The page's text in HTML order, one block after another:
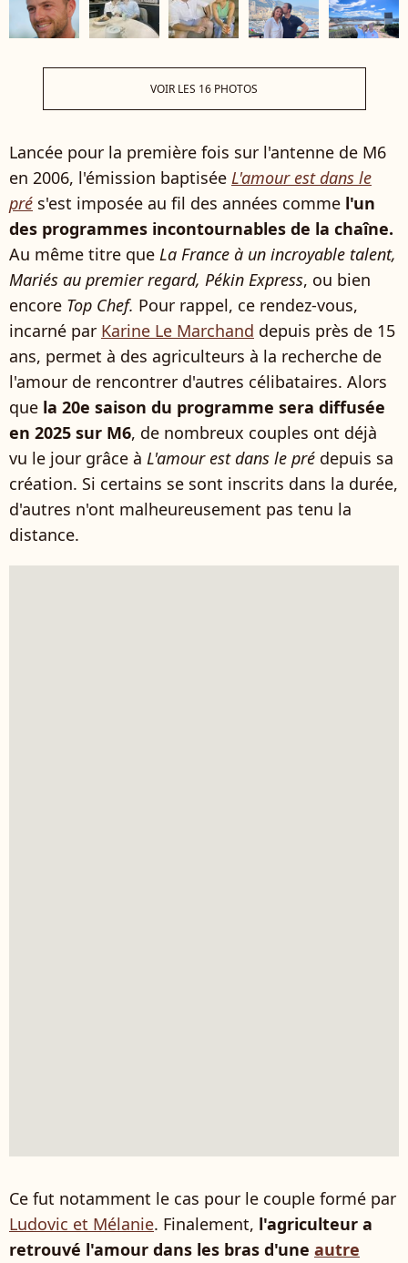
VOIR LES 16 PHOTOS
Lancée pour la première fois sur l'antenne de M6
en 2006, l'émission baptisée L'amour est dans le
pré s'est imposée au fil des années comme l'un
des programmes incontournables de la chaîne.
Au même titre que La France à un incroyable talent,
Mariés au premier regard, Pékin Express, ou bien
encore Top Chef. Pour rappel, ce rendez-vous,
incarné par Karine Le Marchand depuis près de 15
ans, permet à des agriculteurs à la recherche de
l'amour de rencontrer d'autres célibataires. Alors
que la 20e saison du programme sera diffusée
en 2025 sur M6, de nombreux couples ont déjà
vu le jour grâce à L'amour est dans le pré depuis sa
création. Si certains se sont inscrits dans la durée,
d'autres n'ont malheureusement pas tenu la
distance.
Ce fut notamment le cas pour le couple formé par
Ludovic et Mélanie. Finalement, l'agriculteur a
retrouvé l'amour dans les bras d'une autre